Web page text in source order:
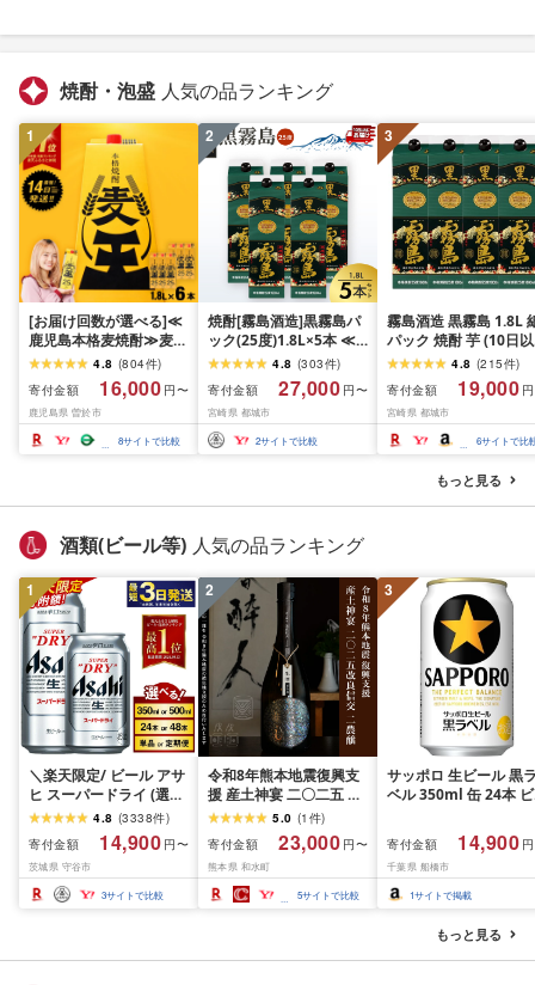
焼酎・泡盛 人気の品ランキング
1
[お届け回数が選べる]≪
鹿児島本格麦焼酎≫麦王
パック(1.8L×6・計
10.8L/1.8L×6×3
回/1.8L×6×6回) 焼酎 麦
焼酎 本格麦焼酎 ランキ
ング 一位 獲得 入賞 定期
便 麦 麦麹 酒 アルコール
4.8 (804件)
寄付金額
16,000 円〜
鹿児島県 曽於市
8サイトで比較
2
焼酎[霧島酒造]黒霧島パ
ック(25度)1.8L×5本 ≪
みやこんじょ特急便≫
焼酎 〔27-07-K01P-25-
1800-5-Q_99〕_(都城市)
4.8 (303件)
寄付金額
27,000 円〜
宮崎県 都城市
2サイトで比較
3
霧島酒造 黒霧島 1.8L
パック 焼酎 芋 (10日以
内発送, 20度, 4本)
4.8 (215件)
寄付金額
19,000
宮崎県 都城市
6サイトで比
もっと見る
酒類(ビール等) 人気の品ランキング
1
＼楽天限定/ ビール アサ
ヒ スーパードライ (選べ
る 350ml 500ml / 24本
48本 / 単品 2ヶ月〜12ヶ
月定期便 12ヶ月定期便)
楽天フェスタ 期間限定|
最短3日発送 アサヒビー
ル お酒 アルコール
谷市 高評価★4.67
4.8 (3338件)
寄付金額
14,900 円〜
茨城県 守谷市
3サイトで比較
2
令和8年熊本地震復興支
援 産土神宴 二〇二五 改
良信交 | 二農醸 1本 | 熊
本県 和水町 くまもと な
ごみまち なごみ 産土 米
お酒 酒 地酒 花の香酒造
5.0 (1 件)
寄付金額
23,000 円〜
熊本県 和水町
5サイトで比較
3
サッポロ 生ビール 黒
ベル 350ml 缶 24本 ビ
空レストランキャンペ
ン実施中!]
寄付金額 14,900
千葉県 船橋市
1サイトで掲載
もっと見る